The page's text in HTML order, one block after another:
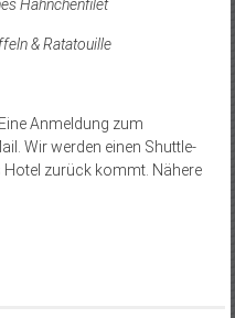
Hähnchenfilet
& Ratatouille
Anmeldung zum
Wir werden einen Shuttle-
Hotel zurück kommt. Nähere